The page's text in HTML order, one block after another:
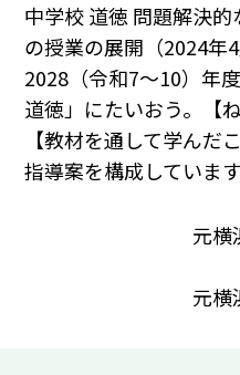
中学校 道徳 問題解決
の授業の展開（2024年
2028（令和7～10）年
道徳」にたいおう。【
【教材を通して学んだ
指導案を構成しています
元
元